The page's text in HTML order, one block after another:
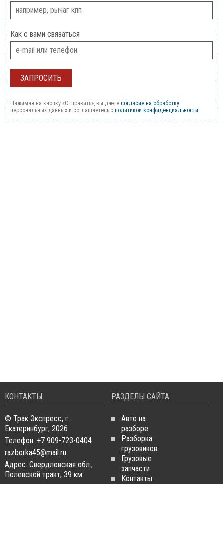
Как с вами связаться
Нажимая на кнопку «Отправить», вы даете согласие на обработку
персональных данных и соглашаетесь c политикой конфиденциальности
КОНТАКТЫ
© Трак Экспресс, г.
Екатеринбург, 2026
Телефон: +7 909-723-0404
razborka45@mail.ru
Адрес: Свердловская обл.,
Полевской тракт, 39 км
РАЗДЕЛЫ САЙТА
Авто на
разборе
Разборка
грузовиков
Грузовые
запчасти
Контакты